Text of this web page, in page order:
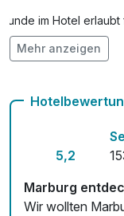
Hunde im Hotel
Auch vegetarische
Mit Hotelbar
Mehr anzeigen
5,2
Marburg
Wir wollten